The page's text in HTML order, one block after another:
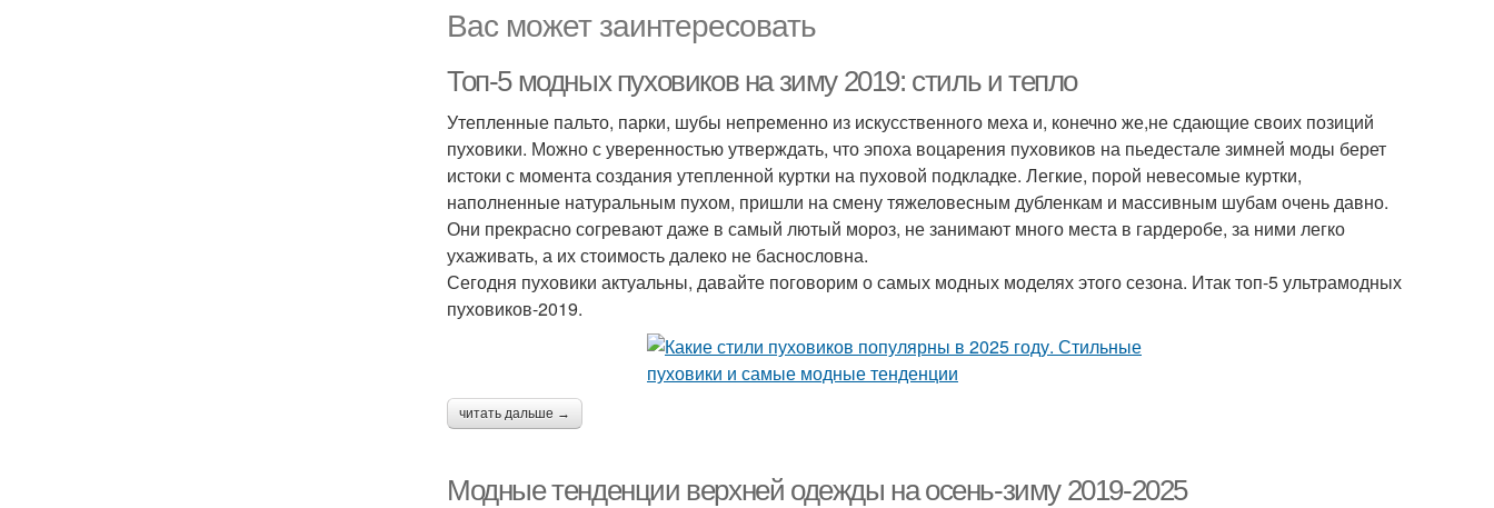
Вас может заинтересовать
Топ-5 модных пуховиков на зиму 2019: стиль и тепло
Утепленные пальто, парки, шубы непременно из искусственного меха и, конечно же,не сдающие своих позиций
пуховики. Можно с уверенностью утверждать, что эпоха воцарения пуховиков на пьедестале зимней моды берет
истоки с момента создания утепленной куртки на пуховой подкладке. Легкие, порой невесомые куртки,
наполненные натуральным пухом, пришли на смену тяжеловесным дубленкам и массивным шубам очень давно.
Они прекрасно согревают даже в самый лютый мороз, не занимают много места в гардеробе, за ними легко
ухаживать, а их стоимость далеко не баснословна.
Сегодня пуховики актуальны, давайте поговорим о самых модных моделях этого сезона. Итак топ-5 ультрамодных
пуховиков-2019.
читать дальше →
Модные тенденции верхней одежды на осень-зиму 2019-2025